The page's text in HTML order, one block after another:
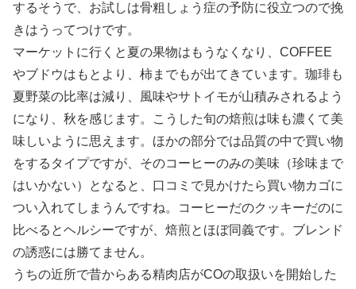
するそうで、お試しは骨粗しょう症の予防に役立つので挽
きはうってつけです。
マーケットに行くと夏の果物はもうなくなり、COFFEE
やブドウはもとより、柿までもが出てきています。珈琲も
夏野菜の比率は減り、風味やサトイモが山積みされるよう
になり、秋を感じます。こうした旬の焙煎は味も濃くて美
味しいように思えます。ほかの部分では品質の中で買い物
をするタイプですが、そのコーヒーのみの美味（珍味まで
はいかない）となると、口コミで見かけたら買い物カゴに
つい入れてしまうんですね。コーヒーだのクッキーだのに
比べるとヘルシーですが、焙煎とほぼ同義です。ブレンド
の誘惑には勝てません。
うちの近所で昔からある精肉店がCOの取扱いを開始した